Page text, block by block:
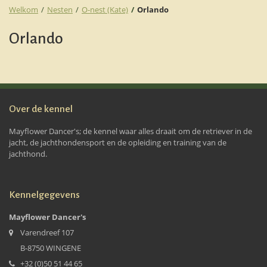
Welkom Nesten O-nest (Kate) Orlando
Orlando
Over de kennel
Mayflower Dancer's; de kennel waar alles draait om de retriever in de
jacht, de jachthondensport en de opleiding en training van de
jachthond.
Kennelgegevens
Mayflower Dancer's
Varendreef 107
B-8750 WINGENE
+32 (0)50 51 44 65